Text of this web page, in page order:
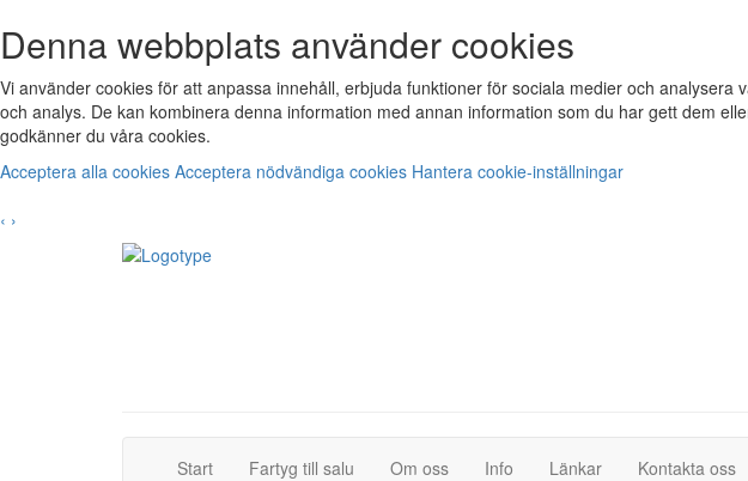
Denna webbplats använder cookies
Vi använder cookies för att anpassa innehåll, erbjuda funktioner för sociala medier och
och analys. De kan kombinera denna information med annan information som du har gett dem
godkänner du våra cookies.
Acceptera alla cookies Acceptera nödvändiga cookies Hantera cookie-inställningar
‹ ›
Start(current)Fartyg till salu (current)Om oss Info Länkar Kontakta oss